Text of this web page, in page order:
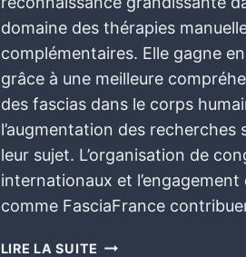
domaine des thérapies
complémentaires. Elle gagne
grâce à une meilleure
des fascias dans le corps
l’augmentation des recherches
leur sujet. L’organisation de
internationaux et l’engagement
comme FasciaFrance
LIRE LA SUITE